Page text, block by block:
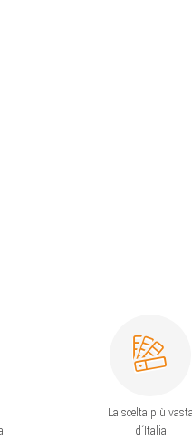
La scelta più vasta
d´Italia